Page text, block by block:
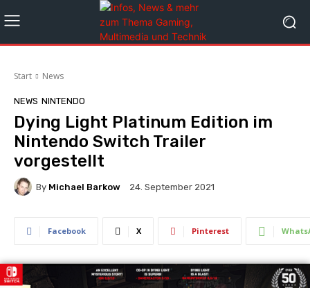
Start News
NEWS NINTENDO
Dying Light Platinum Edition im
Nintendo Switch Trailer
vorgestellt
By Michael Barkow 24. September 2021
Facebook X Pinterest